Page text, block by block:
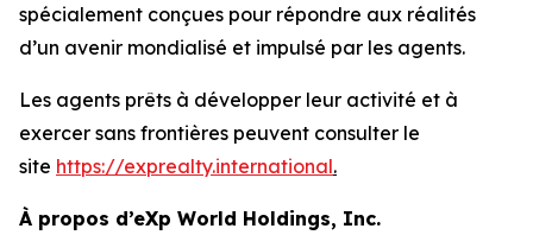
spécialement conçues pour répondre aux réalités
d’un avenir mondialisé et impulsé par les agents.
Les agents prêts à développer leur activité et à
exercer sans frontières peuvent consulter le
site https://exprealty.international.
À propos d’eXp World Holdings, Inc.